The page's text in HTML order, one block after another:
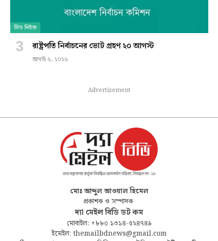
লিড নিউজ
রাষ্ট্রপতি নির্বাচনের ভোট গ্রহণ ২০ আগস্ট
আগস্ট ৬, ২০২৬
Advertisement
মোঃ আব্দুল আওয়াল হিমেল
প্রকাশক ও সম্পাদক
দ্যা মেইল বিডি ডট কম
মোবাইল: +৮৮০ ১৩১৪-৫২৪৭৪৯
ইমেইল: themailbdnews@gmail.com